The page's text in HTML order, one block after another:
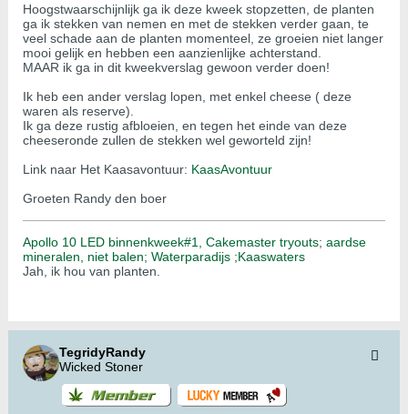
Hoogstwaarschijnlijk ga ik deze kweek stopzetten, de planten
ga ik stekken van nemen en met de stekken verder gaan, te
veel schade aan de planten momenteel, ze groeien niet langer
mooi gelijk en hebben een aanzienlijke achterstand.
MAAR ik ga in dit kweekverslag gewoon verder doen!
Ik heb een ander verslag lopen, met enkel cheese ( deze
waren als reserve).
Ik ga deze rustig afbloeien, en tegen het einde van deze
cheeseronde zullen de stekken wel geworteld zijn!
Link naar Het Kaasavontuur: KaasAvontuur
Groeten Randy den boer
Apollo 10 LED binnenkweek#1, Cakemaster tryouts; aardse
mineralen, niet balen; Waterparadijs ;Kaaswaters
Jah, ik hou van planten.
TegridyRandy
Wicked Stoner